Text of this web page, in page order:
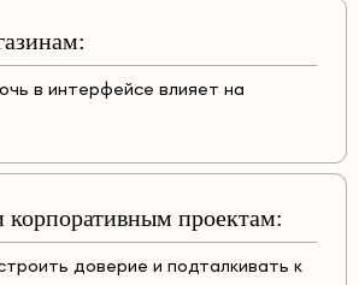
в интерфейсе влияет на
корпоративным проектам:
доверие и подталкивать к